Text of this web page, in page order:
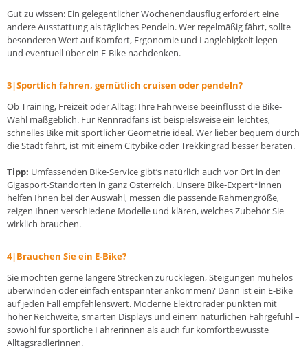
Gut zu wissen: Ein gelegentlicher Wochenendausflug erfordert eine
andere Ausstattung als tägliches Pendeln. Wer regelmäßig fährt, sollte
besonderen Wert auf Komfort, Ergonomie und Langlebigkeit legen –
und eventuell über ein E-Bike nachdenken.
3|Sportlich fahren, gemütlich cruisen oder pendeln?
Ob Training, Freizeit oder Alltag: Ihre Fahrweise beeinflusst die Bike-
Wahl maßgeblich. Für Rennradfans ist beispielsweise ein leichtes,
schnelles Bike mit sportlicher Geometrie ideal. Wer lieber bequem durch
die Stadt fährt, ist mit einem Citybike oder Trekkingrad besser beraten.
Tipp: Umfassenden Bike-Service gibt’s natürlich auch vor Ort in den
Gigasport-Standorten in ganz Österreich. Unsere Bike-Expert*innen
helfen Ihnen bei der Auswahl, messen die passende Rahmengröße,
zeigen Ihnen verschiedene Modelle und klären, welches Zubehör Sie
wirklich brauchen.
4|Brauchen Sie ein E-Bike?
Sie möchten gerne längere Strecken zurücklegen, Steigungen mühelos
überwinden oder einfach entspannter ankommen? Dann ist ein E-Bike
auf jeden Fall empfehlenswert. Moderne Elektroräder punkten mit
hoher Reichweite, smarten Displays und einem natürlichen Fahrgefühl –
sowohl für sportliche Fahrerinnen als auch für komfortbewusste
Alltagsradlerinnen.